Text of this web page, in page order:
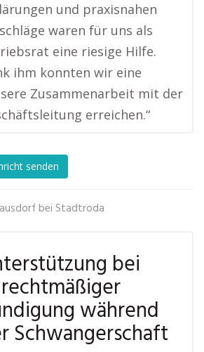
und praxisnahen
waren für uns als
eine riesige Hilfe.
ihm konnten wir eine
Zusammenarbeit mit der
erreichen.“
senden
bei Stadtroda
bei
während
Schwangerschaft